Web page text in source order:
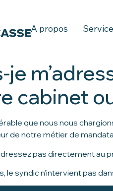
A propos
je
cabinet
que nous nous
de notre métier de
pas directement au
le syndic n’intervient pas